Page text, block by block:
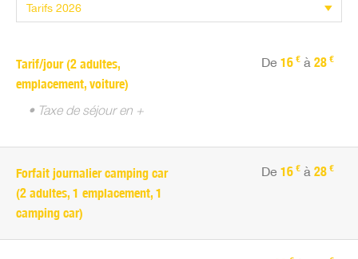
Tarif/jour (2 adultes,
emplacement, voiture)
De 16 € à 28 €
• Taxe de séjour en +
Forfait journalier camping car
(2 adultes, 1 emplacement, 1
camping car)
De 16 € à 28 €